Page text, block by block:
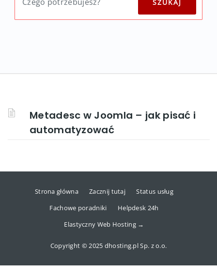
Metadesc w Joomla – jak pisać i
automatyzować
Strona główna Zacznij tutaj
Status usług
Fachowe poradniki
Helpdesk 24h
Elastyczny Web Hosting →
Copyright © 2025 dhosting.pl Sp. z o.o.